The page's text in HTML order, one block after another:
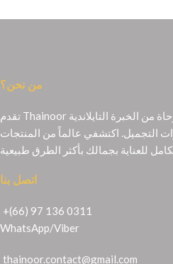
من نحن؟
تقدم Thainoor منتجات تجميل أصلية مستوحاة من الخبرة التايلاندية
التجميل. اكتشفي عالماً من المنتجات
اتصل بنا
+(66) 97 136 0311
WhatsApp/Viber
thainoor.contact@gmail.com